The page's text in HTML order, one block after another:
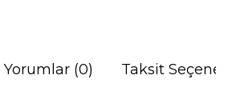
Yorumlar (0) Taksit